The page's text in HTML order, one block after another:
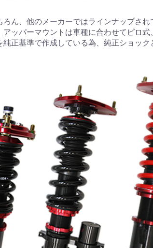
ろん、他のメーカーではラインナップさ
アッパーマウントは車種に合わせてピロ
純正基準で作成している為、純正ショッ